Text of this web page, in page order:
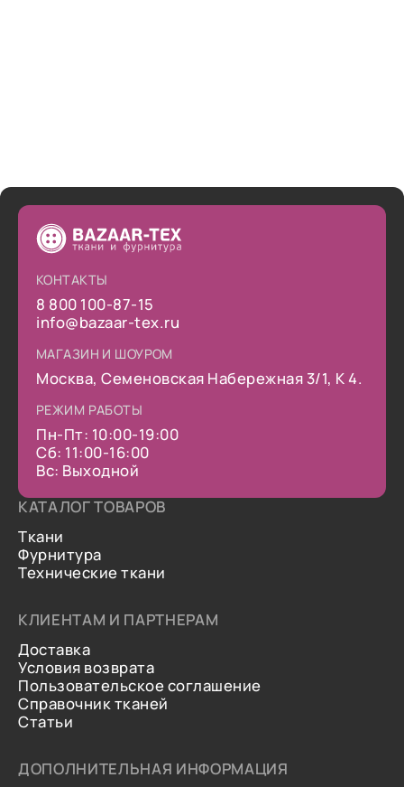
КОНТАКТЫ
8 800 100-87-15
info@bazaar-tex.ru
МАГАЗИН И ШОУРОМ
Москва, Семеновская Набережная 3/1, К 4.
РЕЖИМ РАБОТЫ
Пн-Пт: 10:00-19:00
Сб: 11:00-16:00
Вс: Выходной
КАТАЛОГ ТОВАРОВ
Ткани
Фурнитура
Технические ткани
КЛИЕНТАМ И ПАРТНЕРАМ
Доставка
Условия возврата
Пользовательское соглашение
Справочник тканей
Статьи
ДОПОЛНИТЕЛЬНАЯ ИНФОРМАЦИЯ